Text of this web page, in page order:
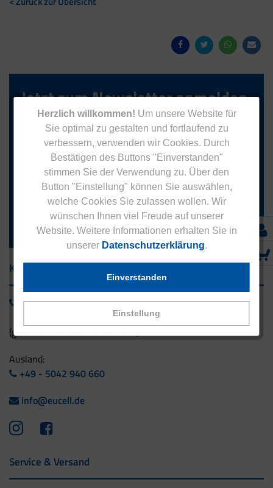
Herzlich willkommen! Um unsere Website für
Sie optimal zu gestalten und fortlaufend zu
verbessern, verwenden wir Cookies. Durch
Bestätigen des Buttons "Einverstanden"
stimmen Sie der Verwendung zu. Über den
Button "Einstellung" können Sie auswählen,
welche Cookies Sie zulassen wollen. Wir
wünschen Ihnen viel Freude auf unserer
Website. Weitere Informationen erhalten Sie in
unserer Datenschutzerklärung.
Einstellung
Einverstanden
Jetzt zum Newsletter anmelden.
Anmelden
Abonnieren Sie das kostenlose Eucell Gesundheitsmagazin
und verpassen Sie keine Neuigkeiten aus dem Eucell Shop.
Die Abmeldung ist jederzeit möglich.
Kontakt
0800 - 1 38 23 55
(gebührenfrei aus Deutschland)
Ausland:
+49 - 5042 940 660
info@eucell.de
Service & Versand